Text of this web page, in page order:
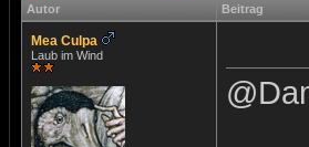
Autor Beitrag
Mea Culpa
Laub im Wind